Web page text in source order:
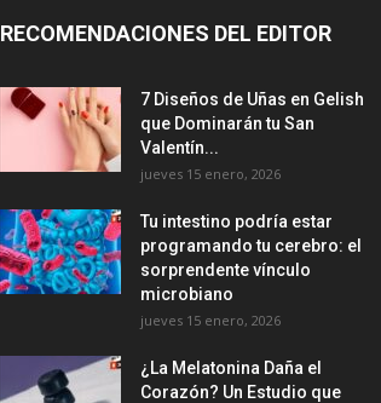
RECOMENDACIONES DEL EDITOR
7 Diseños de Uñas en Gelish
que Dominarán tu San
Valentín...
jueves 15 enero, 2026
Tu intestino podría estar
programando tu cerebro: el
sorprendente vínculo
microbiano
jueves 15 enero, 2026
¿La Melatonina Daña el
Corazón? Un Estudio que